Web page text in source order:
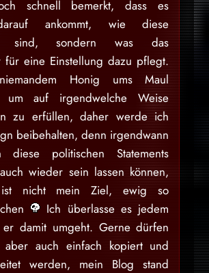
schnell bemerkt, dass es
ankommt, wie diese
sind, sondern was das
für eine Einstellung dazu pflegt.
Honig ums Maul
um auf irgendwelche Weise
zu erfüllen, daher werde ich
beibehalten, denn irgendwann
politischen Statements
wieder sein lassen können,
nicht mein Ziel, ewig so
Ich überlasse es jedem
damit umgeht. Gerne dürfen
aber auch einfach kopiert und
werden, mein Blog stand